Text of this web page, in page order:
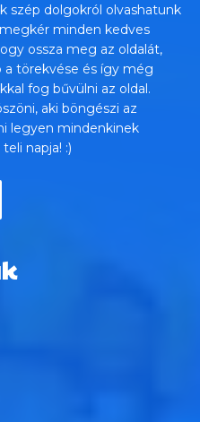
szép dolgokról olvashatunk
minden kedves
ossza meg az oldalát,
a törekvése és így még
fog bűvülni az oldal.
aki böngészi az
legyen mindenkinek
napja! :)